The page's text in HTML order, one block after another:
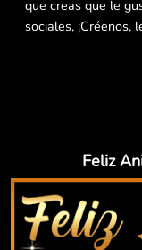
que creas que le
sociales, ¡Créenos,
Feliz